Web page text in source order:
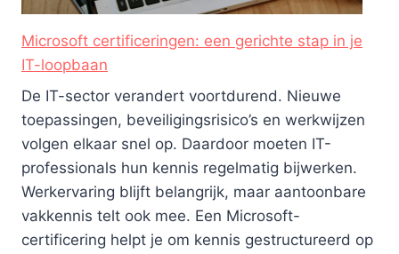
Microsoft certificeringen: een gerichte stap in je
IT-loopbaan
De IT-sector verandert voortdurend. Nieuwe
toepassingen, beveiligingsrisico’s en werkwijzen
volgen elkaar snel op. Daardoor moeten IT-
professionals hun kennis regelmatig bijwerken.
Werkervaring blijft belangrijk, maar aantoonbare
vakkennis telt ook mee. Een Microsoft-
certificering helpt je om kennis gestructureerd op